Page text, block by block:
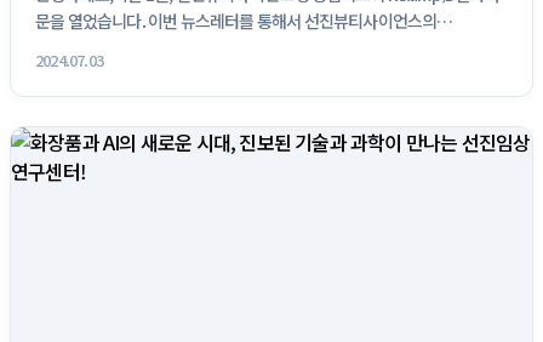
문을 열었습니다. 이번 뉴스레터를 통해서 선진뷰티사이언스의
2024.07.03